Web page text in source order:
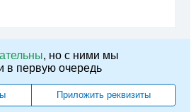
, но с ними мы
в первую очередь
Приложить реквизиты